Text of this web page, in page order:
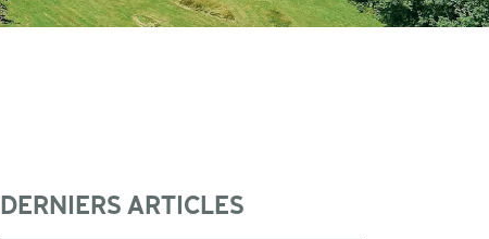
DERNIERS ARTICLES